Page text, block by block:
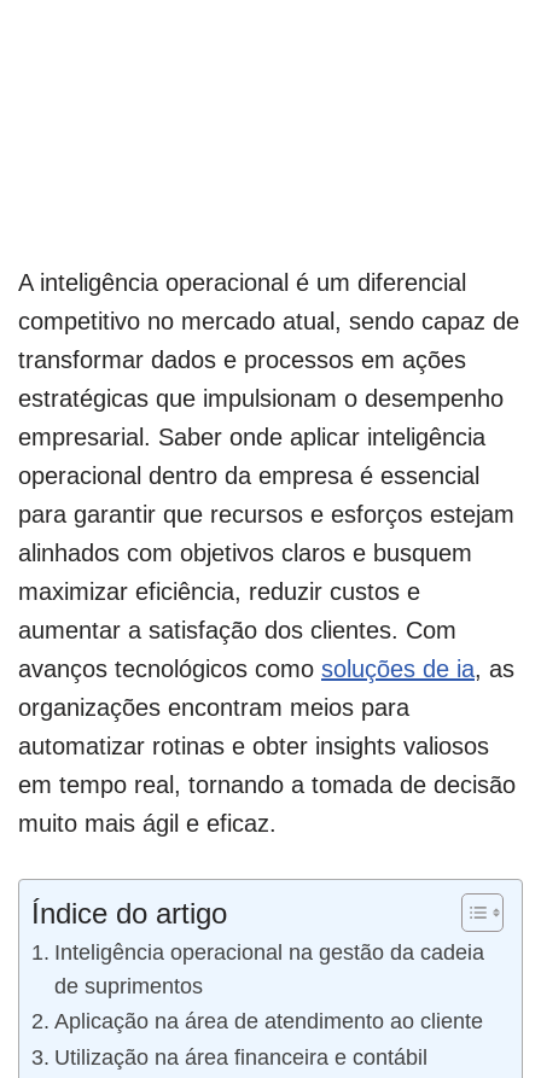
A inteligência operacional é um diferencial
competitivo no mercado atual, sendo capaz de
transformar dados e processos em ações
estratégicas que impulsionam o desempenho
empresarial. Saber onde aplicar inteligência
operacional dentro da empresa é essencial
para garantir que recursos e esforços estejam
alinhados com objetivos claros e busquem
maximizar eficiência, reduzir custos e
aumentar a satisfação dos clientes. Com
avanços tecnológicos como soluções de ia, as
organizações encontram meios para
automatizar rotinas e obter insights valiosos
em tempo real, tornando a tomada de decisão
muito mais ágil e eficaz.
Índice do artigo
Inteligência operacional na gestão da cadeia
de suprimentos
Aplicação na área de atendimento ao cliente
Utilização na área financeira e contábil